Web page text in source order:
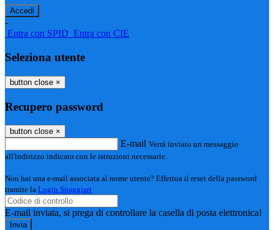
-
Entra con SPID Entra con CIE
Seleziona utente
button close ×
Recupero password
button close ×
E-mail Verrà inviato un messaggio
all'indirizzo indicato con le istruzioni necessarie.
Non hai una e-mail associata al nome utente? Effettua il reset della password
tramite la Login Spaggiari
E-mail inviata, si prega di controllare la casella di posta elettronica!